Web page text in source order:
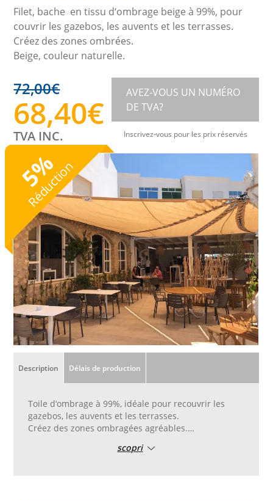
Filet, bache en tissu d‘ombrage beige à 99%, pour
couvrir les gazebos, les auvents et les terrasses.
Créez des zones ombrées.
Beige, couleur naturelle.
72,00€
68,40€
TVA INC.
AVEZ-VOUS UN NUMÉRO
DE TVA?
Inscrivez-vous pour les prix réservés
5
%
Réduction
Description Délais de production
Toile d‘ombrage à 99%, idéale pour recouvrir les
gazebos, les auvents et les terrasses.
Créez des zones ombragées agréables.
parfaitement à l‘environnement extérieur.
scopri